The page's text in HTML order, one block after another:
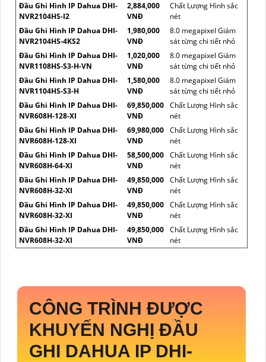
Đầu Ghi Hình IP Dahua DHI-
NVR2104HS-I2
2,884,000
VNĐ
Chất Lượng Hình sắc
nét
Đầu Ghi Hình IP Dahua DHI-
NVR2104HS-4KS2
1,980,000
VNĐ
8.0 megapixel Giám
sát từng chi tiết nhỏ
Đầu Ghi Hình IP Dahua DHI-
NVR1108HS-S3-H-VN
1,020,000
VNĐ
8.0 megapixel Giám
sát từng chi tiết nhỏ
Đầu Ghi Hình IP Dahua DHI-
NVR1104HS-S3-H
1,580,000
VNĐ
8.0 megapixel Giám
sát từng chi tiết nhỏ
Đầu Ghi Hình IP Dahua DHI-
NVR608H-128-XI
69,850,000
VNĐ
Chất Lượng Hình sắc
nét
Đầu Ghi Hình IP Dahua DHI-
NVR608H-128-XI
69,980,000
VNĐ
Chất Lượng Hình sắc
nét
Đầu Ghi Hình IP Dahua DHI-
NVR608H-64-XI
58,500,000
VNĐ
Chất Lượng Hình sắc
nét
Đầu Ghi Hình IP Dahua DHI-
NVR608H-32-XI
49,850,000
VNĐ
Chất Lượng Hình sắc
nét
Đầu Ghi Hình IP Dahua DHI-
NVR608H-32-XI
49,850,000
VNĐ
Chất Lượng Hình sắc
nét
Đầu Ghi Hình IP Dahua DHI-
NVR608H-32-XI
49,850,000
VNĐ
Chất Lượng Hình sắc
nét
CÔNG TRÌNH ĐƯỢC
KHUYẾN NGHỊ ĐẦU
GHI DAHUA IP DHI-